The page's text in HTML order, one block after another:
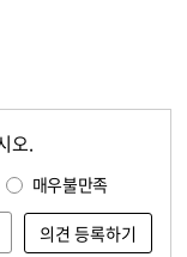
오.
매우불만족